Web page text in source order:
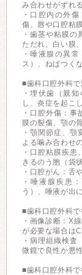
み合わせがずれ
・口腔内の外
傷、唇や口腔粘
・歯茎や粘膜の
ただれ、白い膜
・唾液腺の異
ス）、ねばつく
■歯科口腔外科
・埋伏歯（親
し、炎症を起こ
・口腔外傷：
膜の裂傷、顎の
・顎関節症、
よる噛み合わせ
・口腔粘膜疾
きるのう胞（袋
・口腔がん：舌
・唾液腺疾患
う）、唾液が出
■歯科口腔外科
・画像診断：X
が必要な場合は
・病理組織検
微鏡で良性か悪
■歯科口腔外科